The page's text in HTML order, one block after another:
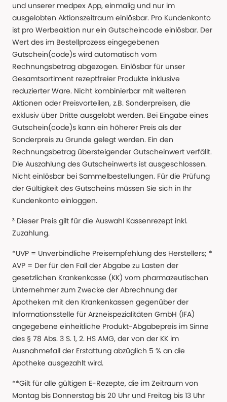
und unserer medpex App, einmalig und nur im
ausgelobten Aktionszeitraum einlösbar. Pro Kundenkonto
ist pro Werbeaktion nur ein Gutscheincode einlösbar. Der
Wert des im Bestellprozess eingegebenen
Gutschein(code)s wird automatisch vom
Rechnungsbetrag abgezogen. Einlösbar für unser
Gesamtsortiment rezeptfreier Produkte inklusive
reduzierter Ware. Nicht kombinierbar mit weiteren
Aktionen oder Preisvorteilen, z.B. Sonderpreisen, die
exklusiv über Dritte ausgelobt werden. Bei Eingabe eines
Gutschein(code)s kann ein höherer Preis als der
Sonderpreis zu Grunde gelegt werden. Ein den
Rechnungsbetrag übersteigender Gutscheinwert verfällt.
Die Auszahlung des Gutscheinwerts ist ausgeschlossen.
Nicht einlösbar bei Sammelbestellungen. Für die Prüfung
der Gültigkeit des Gutscheins müssen Sie sich in Ihr
Kundenkonto einloggen.
³ Dieser Preis gilt für die Auswahl Kassenrezept inkl.
Zuzahlung.
*UVP = Unverbindliche Preisempfehlung des Herstellers; *
AVP = Der für den Fall der Abgabe zu Lasten der
gesetzlichen Krankenkasse (KK) vom pharmazeutischen
Unternehmer zum Zwecke der Abrechnung der
Apotheken mit den Krankenkassen gegenüber der
Informationsstelle für Arzneispezialitäten GmbH (IFA)
angegebene einheitliche Produkt-Abgabepreis im Sinne
des § 78 Abs. 3 S. 1, 2. HS AMG, der von der KK im
Ausnahmefall der Erstattung abzüglich 5 % an die
Apotheke ausgezahlt wird.
**Gilt für alle gültigen E-Rezepte, die im Zeitraum von
Montag bis Donnerstag bis 20 Uhr und Freitag bis 13 Uhr